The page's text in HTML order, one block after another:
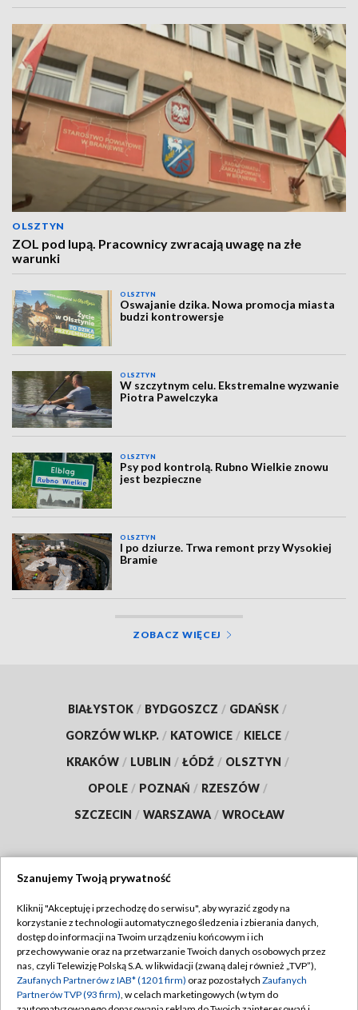
OLSZTYN
ZOL pod lupą. Pracownicy zwracają uwagę na złe
warunki
OLSZTYN
Oswajanie dzika. Nowa promocja miasta
budzi kontrowersje
OLSZTYN
W szczytnym celu. Ekstremalne wyzwanie
Piotra Pawelczyka
OLSZTYN
Psy pod kontrolą. Rubno Wielkie znowu
jest bezpieczne
OLSZTYN
I po dziurze. Trwa remont przy Wysokiej
Bramie
ZOBACZ WIĘCEJ
BIAŁYSTOK / BYDGOSZCZ / GDAŃSK /
GORZÓW WLKP. / KATOWICE / KIELCE /
KRAKÓW / LUBLIN / ŁÓDŹ / OLSZTYN /
OPOLE / POZNAŃ / RZESZÓW /
SZCZECIN / WARSZAWA / WROCŁAW
TVP
Abonament TVP
Emisja w TVP
Centrum informacji TVP
Regulamin TVP
Polityka prywatności
Szanujemy Twoją prywatność
Kliknij "Akceptuję i przechodzę do serwisu", aby wyrazić zgody na
korzystanie z technologii automatycznego śledzenia i zbierania danych,
dostęp do informacji na Twoim urządzeniu końcowym i ich
przechowywanie oraz na przetwarzanie Twoich danych osobowych przez
nas, czyli Telewizję Polską S.A. w likwidacji (zwaną dalej również „TVP”),
Zaufanych Partnerów z IAB* (1201 firm) oraz pozostałych Zaufanych
Partnerów TVP (93 firm), w celach marketingowych (w tym do